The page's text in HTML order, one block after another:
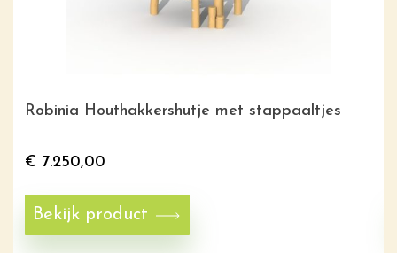
Robinia Houthakkershutje met stappaaltjes
€ 7.250,00
Bekijk product